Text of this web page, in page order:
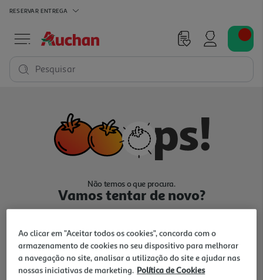
RESERVAR ENTREGA
Pesquisar
Não temos o que procura.
Vamos tentar de novo?
Ao clicar em "Aceitar todos os cookies", concorda com o
armazenamento de cookies no seu dispositivo para melhorar
a navegação no site, analisar a utilização do site e ajudar nas
nossas iniciativas de marketing. Política de Cookies